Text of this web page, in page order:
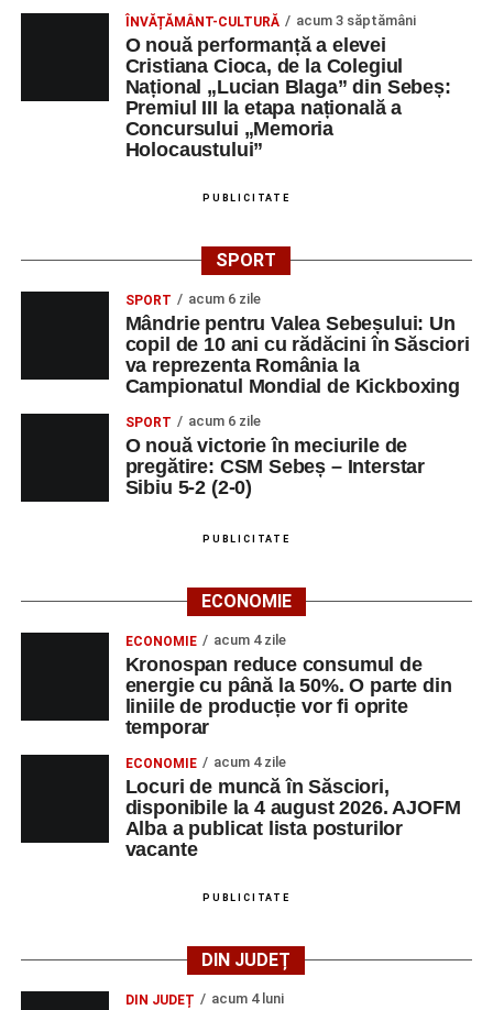
ÎNVĂȚĂMÂNT-CULTURĂ acum 3 săptămâni
O nouă performanță a elevei
Cristiana Cioca, de la Colegiul
Național „Lucian Blaga” din Sebeș:
Premiul III la etapa națională a
Concursului „Memoria
Holocaustului”
PUBLICITATE
SPORT
SPORT acum 6 zile
Mândrie pentru Valea Sebeșului: Un
copil de 10 ani cu rădăcini în Săsciori
va reprezenta România la
Campionatul Mondial de Kickboxing
SPORT acum 6 zile
O nouă victorie în meciurile de
pregătire: CSM Sebeș – Interstar
Sibiu 5-2 (2-0)
PUBLICITATE
ECONOMIE
ECONOMIE acum 4 zile
Kronospan reduce consumul de
energie cu până la 50%. O parte din
liniile de producție vor fi oprite
temporar
ECONOMIE acum 4 zile
Locuri de muncă în Săsciori,
disponibile la 4 august 2026. AJOFM
Alba a publicat lista posturilor
vacante
PUBLICITATE
DIN JUDEȚ
DIN JUDEȚ acum 4 luni